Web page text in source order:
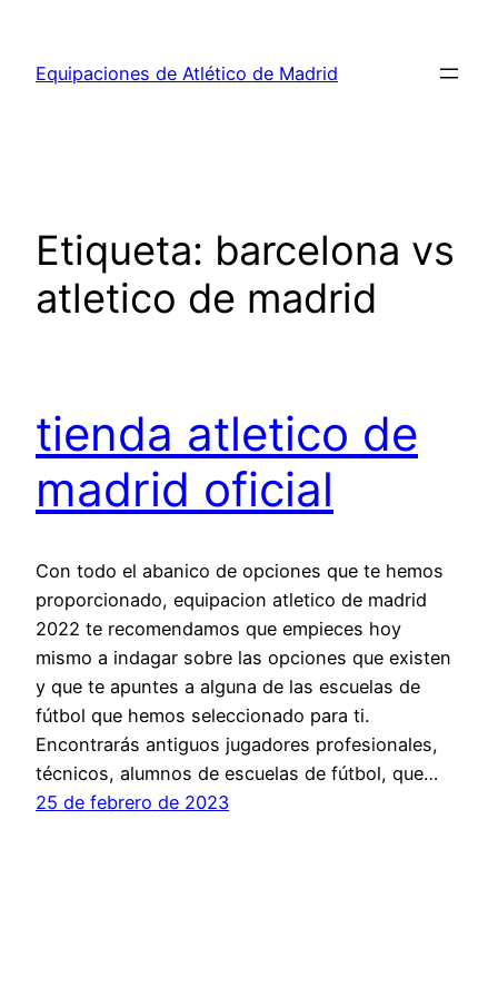
contenido
Equipaciones de Atlético de Madrid
Etiqueta: barcelona vs
atletico de madrid
tienda atletico de
madrid oficial
Con todo el abanico de opciones que te hemos
proporcionado, equipacion atletico de madrid
2022 te recomendamos que empieces hoy
mismo a indagar sobre las opciones que existen
y que te apuntes a alguna de las escuelas de
fútbol que hemos seleccionado para ti.
Encontrarás antiguos jugadores profesionales,
técnicos, alumnos de escuelas de fútbol, que…
25 de febrero de 2023